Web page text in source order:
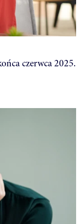
czerwca 2025.